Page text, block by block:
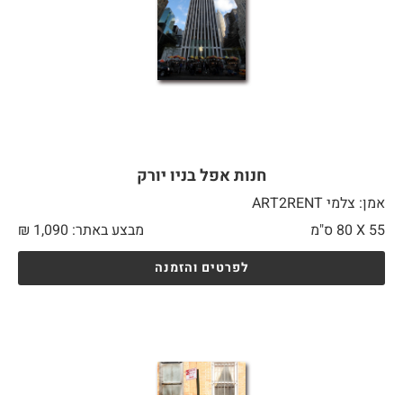
חנות אפל בניו יורק
אמן: צלמי ART2RENT
55 X
מבצע באתר: ₪ 1,090
לפרטים והזמנה